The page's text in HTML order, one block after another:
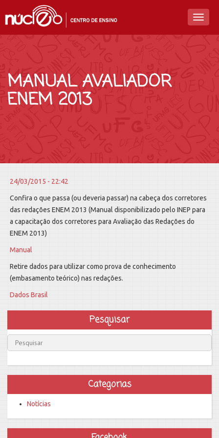
Toggle
MANUAL AVALIADOR
ENEM 2013
24/03/2015 - 22:42
Confira o que passa (ou deveria passar) na cabeça dos corretores
das redações ENEM 2013 (Manual disponibilizado pelo INEP para
a capacitação dos corretores para Avaliação das Redações do
ENEM 2013)
Manual
Retire dados para utilizar como prova de conhecimento
(embasamento teórico) nas redações.
Dados Brasil
Pesquisar
Categorias
Notícias